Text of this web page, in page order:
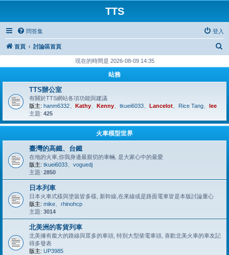
TTS
問答集 登入
首頁 討論區首頁
現在的時間是 2026-08-09 14:35
站務
TTS辦公室
有關於TTS網站各項功能與建議
版主: hanm6332 Kathy Kenny tkuei6033 Lancelot Rice Tang
lee
主題: 425
火車模型世界
臺灣的高鐵、台鐵
在地的火車,你我身邊最親切的車輛, 是大家心中的最愛
版主: tkuei6033
voguedj
主題: 2850
日本列車
日本火車式樣與塗裝皆多樣, 新幹線,在來線或是路面電車皆是本版討論重心
版主: mike
rhinohcp
主題: 3014
北美洲的客貨列車
北美擁有龐大的路線與眾多的車頭, 特別大型柴電車頭, 喜歡北美火車的車友記
得多發表
版主: UP3985